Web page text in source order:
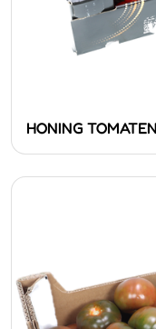
HONING